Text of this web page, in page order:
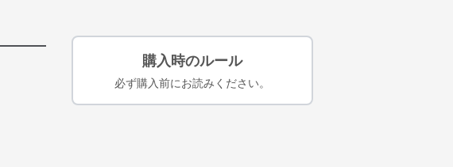
購入時のルール
必ず購入前にお読みください。